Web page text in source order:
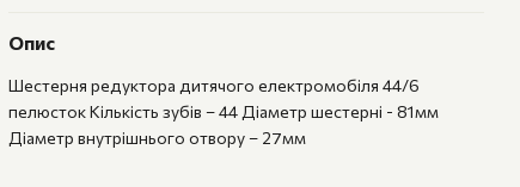
Опис
Шестерня редуктора дитячого електромобіля 44/6
пелюсток Кількість зубів – 44 Діаметр шестерні - 81мм
Діаметр внутрішнього отвору – 27мм